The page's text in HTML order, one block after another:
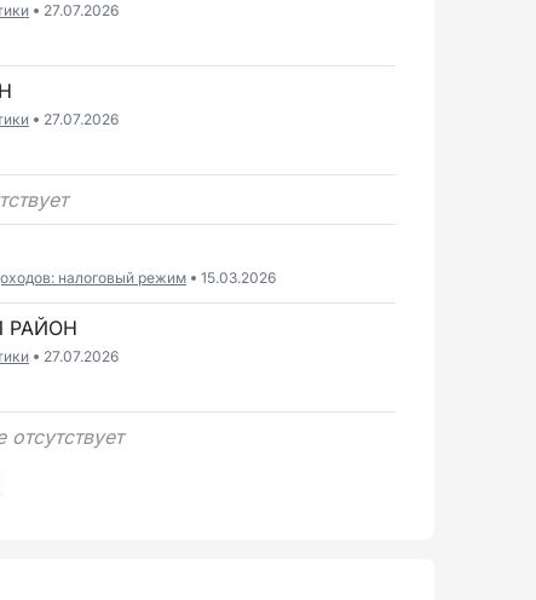
27.07.2026
27.07.2026
налоговый режим 15.03.2026
РАЙОН
27.07.2026